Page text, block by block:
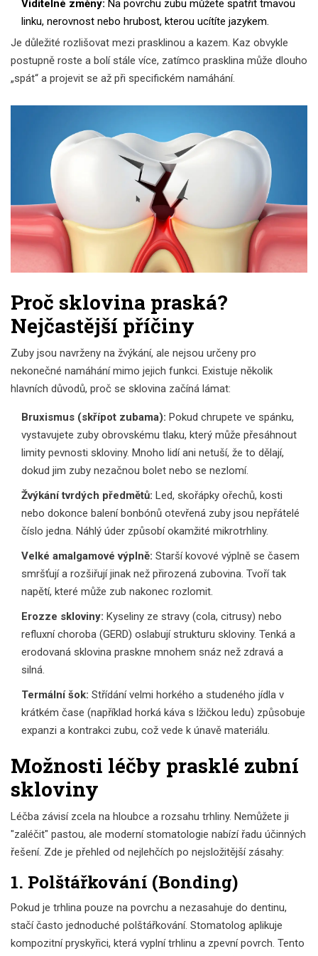
Viditelné změny: Na povrchu zubu můžete spatřit tmavou
linku, nerovnost nebo hrubost, kterou ucítíte jazykem.
Je důležité rozlišovat mezi prasklinou a kazem. Kaz obvykle
postupně roste a bolí stále více, zatímco prasklina může dlouho
„spát“ a projevit se až při specifickém namáhání.
Proč sklovina praská?
Nejčastější příčiny
Zuby jsou navrženy na žvýkání, ale nejsou určeny pro
nekonečné namáhání mimo jejich funkci. Existuje několik
hlavních důvodů, proč se sklovina začíná lámat:
Bruxismus (skřípot zubama): Pokud chrupete ve spánku,
vystavujete zuby obrovskému tlaku, který může přesáhnout
limity pevnosti skloviny. Mnoho lidí ani netuší, že to dělají,
dokud jim zuby nezačnou bolet nebo se nezlomí.
Žvýkání tvrdých předmětů: Led, skořápky ořechů, kosti
nebo dokonce balení bonbónů otevřená zuby jsou nepřátelé
číslo jedna. Náhlý úder způsobí okamžité mikrotrhliny.
Velké amalgamové výplně: Starší kovové výplně se časem
smršťují a rozšiřují jinak než přirozená zubovina. Tvoří tak
napětí, které může zub nakonec rozlomit.
Erozze skloviny: Kyseliny ze stravy (cola, citrusy) nebo
refluxní choroba (GERD) oslabují strukturu skloviny. Tenká a
erodovaná sklovina praskne mnohem snáz než zdravá a
silná.
Termální šok: Střídání velmi horkého a studeného jídla v
krátkém čase (například horká káva s lžičkou ledu) způsobuje
expanzi a kontrakci zubu, což vede k únavě materiálu.
Možnosti léčby prasklé zubní
skloviny
Léčba závisí zcela na hloubce a rozsahu trhliny. Nemůžete ji
"zaléčit" pastou, ale moderní stomatologie nabízí řadu účinných
řešení. Zde je přehled od nejlehčích po nejsložitější zásahy:
1. Polštářkování (Bonding)
Pokud je trhlina pouze na povrchu a nezasahuje do dentinu,
stačí často jednoduché polštářkování. Stomatolog aplikuje
kompozitní pryskyřici, která vyplní trhlinu a zpevní povrch. Tento